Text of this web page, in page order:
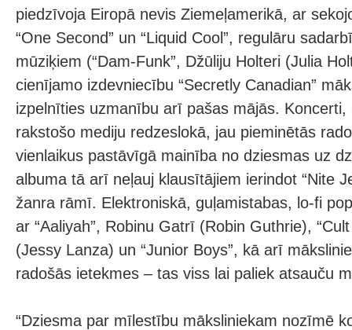
piedzīvoja Eiropā nevis Ziemeļamerikā, ar
“One Second” un “Liquid Cool”, regulāru
mūziķiem (“Dam-Funk”, Džūliju Holteri (Julia
cienījamo izdevniecību “Secretly Canadian”
izpelnīties uzmanību arī pašas mājās.
rakstošo mediju redzeslokā, jau pieminētās
vienlaikus pastāvīgā mainība no dziesmas uz
albuma tā arī neļauj klausītājiem ierindot “Nite
žanra rāmī. Elektroniskā, guļamistabas, lo-fi
ar “Aaliyah”, Robinu Gatrī (Robin Guthrie),
(Jessy Lanza) un “Junior Boys”, kā arī
radošās ietekmes – tas viss lai paliek atsauču
“Dziesma par mīlestību māksliniekam nozīmē